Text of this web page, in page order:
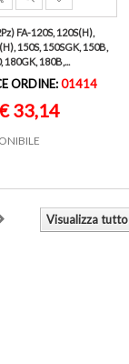
FA-120S, 120S(H),
150S, 150SGK, 150B,
180GK, 180B,...
ORDINE:01414
33,14
Visualizza tutto